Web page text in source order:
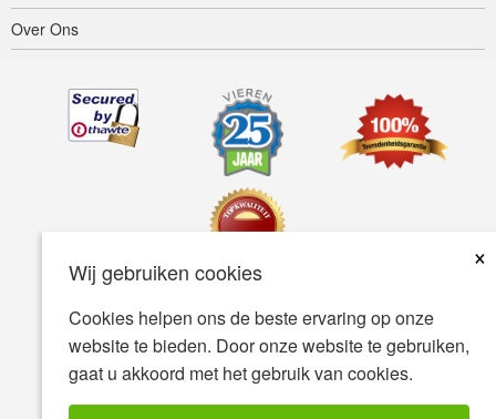
Wij gebruiken cookies
×
Cookies helpen ons de beste ervaring op onze
website te bieden. Door onze website te gebruiken,
gaat u akkoord met het gebruik van cookies.
Over Ons
Toegankelijkheid Gebruiksvoorwaarden Privacybeleid
Veiligheidsbeleid
© Copyright 2001-2026 BIOVEA. Alle Rechten Voorbehouden.